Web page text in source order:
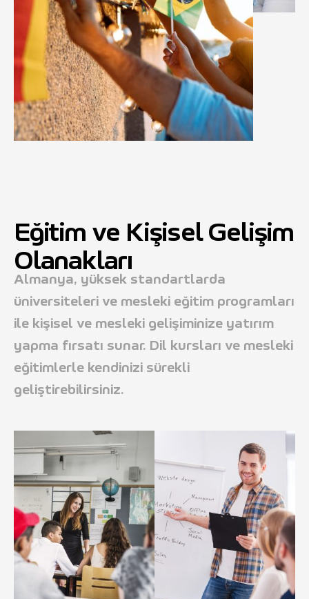
Eğitim ve Kişisel Gelişim
Olanakları
Almanya, yüksek standartlarda
üniversiteleri ve mesleki eğitim programları
ile kişisel ve mesleki gelişiminize yatırım
yapma fırsatı sunar. Dil kursları ve mesleki
eğitimlerle kendinizi sürekli
geliştirebilirsiniz.